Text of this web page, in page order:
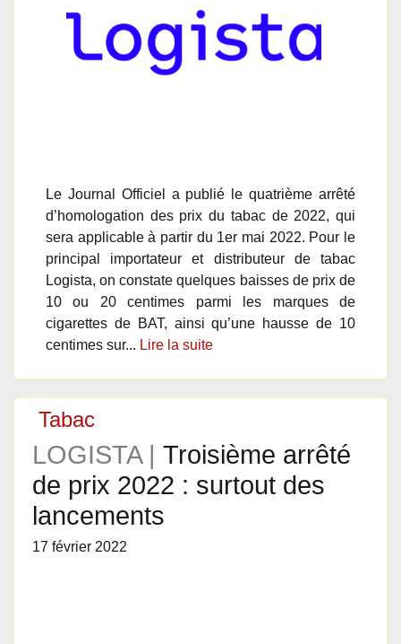
Le Journal Officiel a publié le quatrième arrêté
d’homologation des prix du tabac de 2022, qui
sera applicable à partir du 1er mai 2022. Pour le
principal importateur et distributeur de tabac
Logista, on constate quelques baisses de prix de
10 ou 20 centimes parmi les marques de
cigarettes de BAT, ainsi qu’une hausse de 10
centimes sur... Lire la suite
Tabac
LOGISTA | Troisième arrêté
de prix 2022 : surtout des
lancements
17 février 2022